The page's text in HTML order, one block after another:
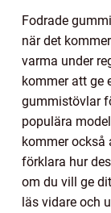
Fodrade
när det
varma under
kommer att ge
gummistövlar
populära
kommer också
förklara hur
om du vill ge
läs vidare och